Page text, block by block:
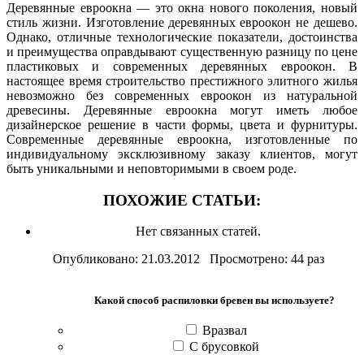
Деревянные евроокна — это окна нового поколения, новый
стиль жизни. Изготовление деревянных евроокон не дешево.
Однако, отличные технологические показатели, достоинства
и преимущества оправдывают существенную разницу по цене
пластиковых и современных деревянных евроокон. В
настоящее время строительство престижного элитного жилья
невозможно без современных евроокон из натуральной
древесины. Деревянные евроокна могут иметь любое
дизайнерское решение в части формы, цвета и фурнитуры.
Современные деревянные евроокна, изготовленные по
индивидуальному эксклюзивному заказу клиентов, могут
быть уникальными и неповторимыми в своем роде.
ПОХОЖИЕ СТАТЬИ:
Нет связанных статей.
Опубликовано: 21.03.2012 Просмотрено: 44 раз
Какой способ распиловки бревен вы используете?
Вразвал
С брусовкой